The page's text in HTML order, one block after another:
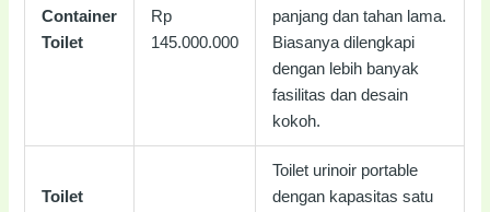
Container
Toilet
Rp
145.000.000
panjang dan tahan lama.
Biasanya dilengkapi
dengan lebih banyak
fasilitas dan desain
kokoh.
Toilet
Toilet urinoir portable
dengan kapasitas satu